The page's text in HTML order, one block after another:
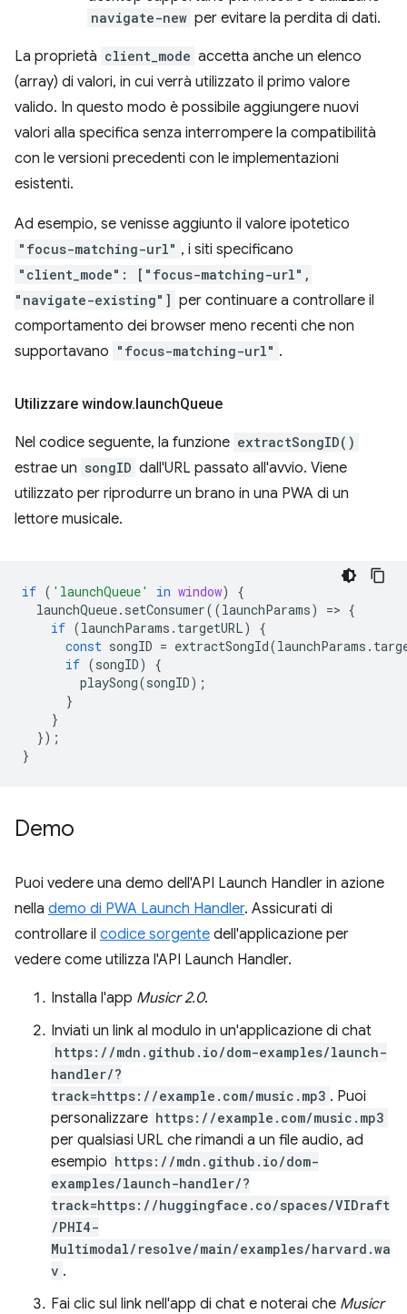
navigate-new per evitare la perdita di dati.
La proprietà client_mode accetta anche un elenco
(array) di valori, in cui verrà utilizzato il primo valore
valido. In questo modo è possibile aggiungere nuovi
valori alla specifica senza interrompere la compatibilità
con le versioni precedenti con le implementazioni
esistenti.
Ad esempio, se venisse aggiunto il valore ipotetico
"focus-matching-url" , i siti specificano
"client_mode": ["focus-matching-url",
"navigate-existing"] per continuare a controllare il
comportamento dei browser meno recenti che non
supportavano "focus-matching-url" .
Utilizzare window.launchQueue
Nel codice seguente, la funzione extractSongID()
estrae un songID dall'URL passato all'avvio. Viene
utilizzato per riprodurre un brano in una PWA di un
lettore musicale.
if ( 'launchQueue' in window)
{
launchQueue. setConsumer((launchParams) => {
if (launchParams . targetURL)
{
const songID = extractSongId(launchParams .
if (songID)
{
playSong(songID);
}
}
});
}
Demo
Puoi vedere una demo dell'API Launch Handler in azione
nella demo di PWA Launch Handler. Assicurati di
controllare il codice sorgente dell'applicazione per
vedere come utilizza l'API Launch Handler.
Installa l'app Musicr 2.0.
Inviati un link al modulo in un'applicazione di chat
https://mdn.github.io/dom-examples/launch-
handler/?
track=https://example.com/music.mp3 . Puoi
personalizzare https://example.com/music.mp3
per qualsiasi URL che rimandi a un file audio, ad
esempio https://mdn.github.io/dom-
examples/launch-handler/?
track=https://huggingface.co/spaces/VIDraft
/PHI4-
Multimodal/resolve/main/examples/harvard.wa
v .
Fai clic sul link nell'app di chat e noterai che Musicr